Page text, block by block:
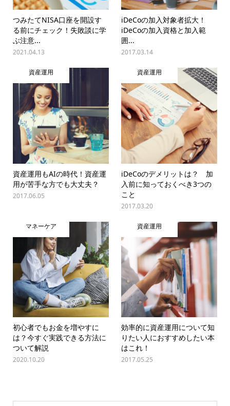
つみたてNISA口座を開設す
る前にチェック！失敗談に学
ぶ注意...
2021.04.13
iDeCoの加入対象者拡大！
iDeCoの加入資格と加入範
囲...
2017.03.14
資産運用
資産運用もAIの時代！資産運
用が苦手な方でも大丈夫？
2017.06.05
資産運用
iDeCoのデメリットは？ 加
入前に知っておくべき3つの
こと
2017.03.20
マネーケア
初心者でもお金を増やすに
は？今すぐ実践できる方法に
ついて解説
2020.10.20
資産運用
効率的に資産運用について知
りたい人におすすめしたい本
はこれ！
2017.05.25